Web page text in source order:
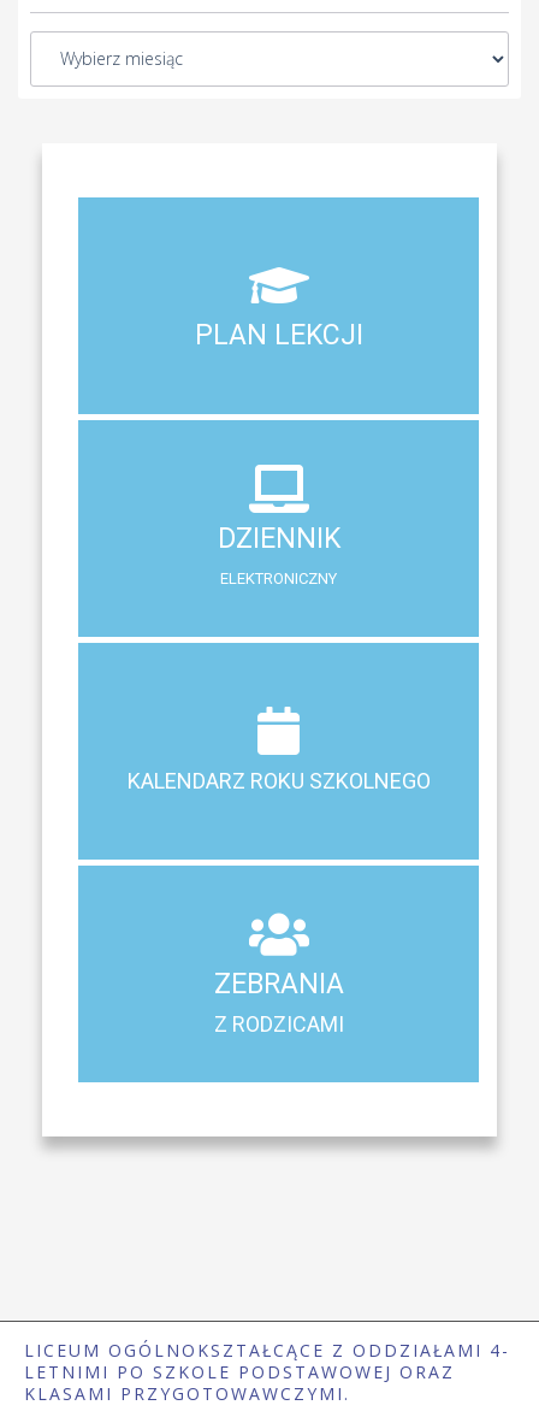
PLAN LEKCJI
PLAN LEKCJI
DZIENNIK
ELEKTRONICZNY
DZIENNIK
ELEKTRONICZNY
System zewnętrzny do śledzenia postępów w nauce
KALENDARZ ROKU SZKOLNEGO
KALENDARZ ROKU SZKOLNEGO
Terminy ferii, matur, zebrań i klasyfikacji
ZEBRANIA
Z RODZICAMI
Z RODZICAMI
Harmonogram spotkań i konsultacji z rodzicami
LICEUM OGÓLNOKSZTAŁCĄCE Z ODDZIAŁAMI 4-
LETNIMI PO SZKOLE PODSTAWOWEJ ORAZ
KLASAMI PRZYGOTOWAWCZYMI.